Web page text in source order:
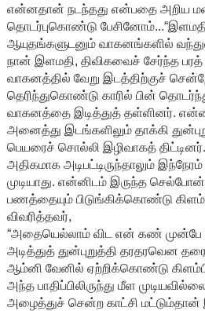
என்னதான் நடந்தது என்பதை
தொடர்புகொண்டு பேசினோம்...“இளமதி
ஆயுதங்களுடனும் வாகனங்களில்
நான் இளமதி, திவிகவைச் சேர்ந்த
வாகனத்தில் வேறு இடத்திற்குச்
தெரிந்துகொண்டு காரில் பின்
வாகனத்தை இடித்துத் தள்ளினர்.
அனைத்து இடங்களிலும் தாக்கி
பெயரைச் சொல்லி இழிவாகத்
அதிகமாக அடிபட்டிருந்தாலும்
முடியாது. என்னிடம் இருந்த
பணத்தையும் பிடுங்கிக்கொண்டு
விவரித்தவர்,
“அதையெல்லாம் விட என் கண்
அடித்துத் துன்புறுத்தி தரதரவென
ஆம்னி வேனில் ஏற்றிக்கொண்டு
அந்த பாதிப்பிலிருந்து மீள
அழைத்துச் சென்ற காட்சி